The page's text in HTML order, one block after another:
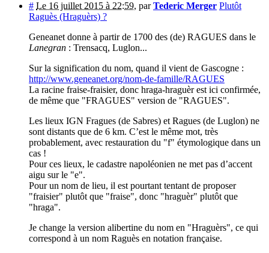
# Le 16 juillet 2015 à 22:59, parTederic Merger Plutôt
Raguès (Hraguèrs) ?
Geneanet donne à partir de 1700 des (de) RAGUES dans le
Lanegran : Trensacq, Luglon...
Sur la signification du nom, quand il vient de Gascogne :
http://www.geneanet.org/nom-de-famille/RAGUES
La racine fraise-fraisier, donc hraga-hraguèr est ici confirmée,
de même que "FRAGUES" version de "RAGUES".
Les lieux IGN Fragues (de Sabres) et Ragues (de Luglon) ne
sont distants que de 6 km. C’est le même mot, très
probablement, avec restauration du "f" étymologique dans un
cas !
Pour ces lieux, le cadastre napoléonien ne met pas d’accent
aigu sur le "e".
Pour un nom de lieu, il est pourtant tentant de proposer
"fraisier" plutôt que "fraise", donc "hraguèr" plutôt que
"hraga".
Je change la version alibertine du nom en "Hraguèrs", ce qui
correspond à un nom Raguès en notation française.